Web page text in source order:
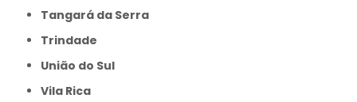
Tangará da Serra
Trindade
União do Sul
Vila Rica